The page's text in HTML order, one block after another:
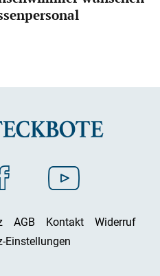
AGB Kontakt
Widerruf
Einstellungen